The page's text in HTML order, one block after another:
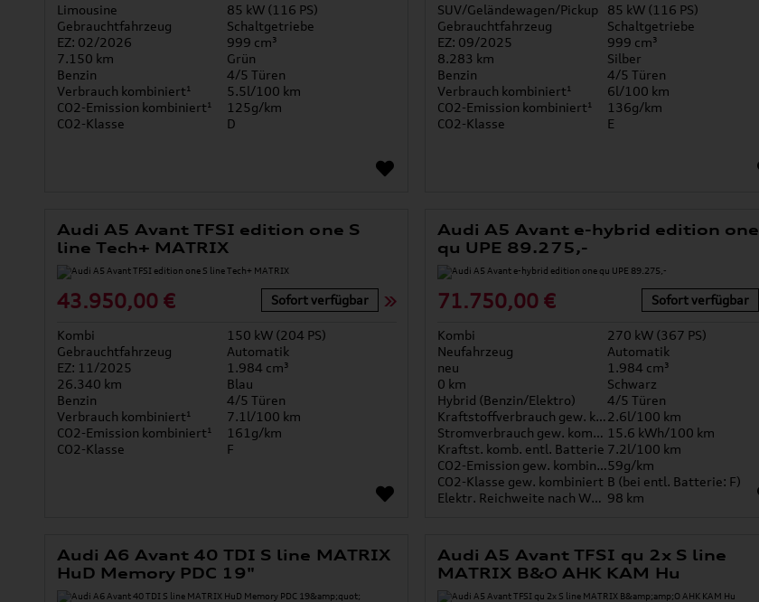
Limousine
85 kW (116 PS)
Gebrauchtfahrzeug
Schaltgetriebe
EZ: 02/2026
999 cm³
7.150 km
Grün
Benzin
4/5 Türen
Verbrauch kombiniert¹
5.5l/100 km
CO2-Emission kombiniert¹
125g/km
CO2-Klasse
D
SUV/Geländewagen/Pickup
85 kW (116 PS)
Gebrauchtfahrzeug
Schaltgetriebe
EZ: 09/2025
999 cm³
8.283 km
Silber
Benzin
4/5 Türen
Verbrauch kombiniert¹
6l/100 km
CO2-Emission kombiniert¹
136g/km
CO2-Klasse
E
Audi A5 Avant TFSI edition one S
line Tech+ MATRIX
43.950,00 € Sofort verfügbar
Kombi
150 kW (204 PS)
Gebrauchtfahrzeug
Automatik
EZ: 11/2025
1.984 cm³
26.340 km
Blau
Benzin
4/5 Türen
Verbrauch kombiniert¹
7.1l/100 km
CO2-Emission kombiniert¹
161g/km
CO2-Klasse
F
Audi A5 Avant e-hybrid edition one
qu UPE 89.275,-
71.750,00 € Sofort verfügbar
Kombi
270 kW (367 PS)
Neufahrzeug
Automatik
neu
1.984 cm³
0 km
Schwarz
Hybrid (Benzin/Elektro)
4/5 Türen
Kraftstoffverbrauch gew. kombiniert2.6l/100 km
Stromverbrauch gew. kombiniert 15.6 kWh/100 km
Kraftst. komb. entl. Batterie 7.2l/100 km
CO2-Emission gew. kombiniert59g/km
CO2-Klasse gew. kombiniert B (bei entl. Batterie: F)
Elektr. Reichweite nach WLTP* 98 km
Audi A6 Avant 40 TDI S line MATRIX
HuD Memory PDC 19"
Audi A5 Avant TFSI qu 2x S line
MATRIX B&O AHK KAM Hu